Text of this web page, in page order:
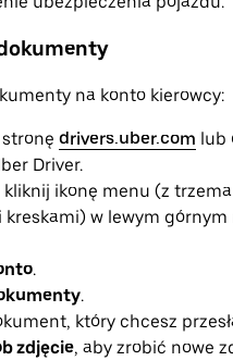
na konto kierowcy:
drivers.uber.com lub
Driver.
kliknij ikonę menu (z trzema
kreskami) w lewym górnym
.
.
który chcesz
zdjęcie, aby zrobić nowe